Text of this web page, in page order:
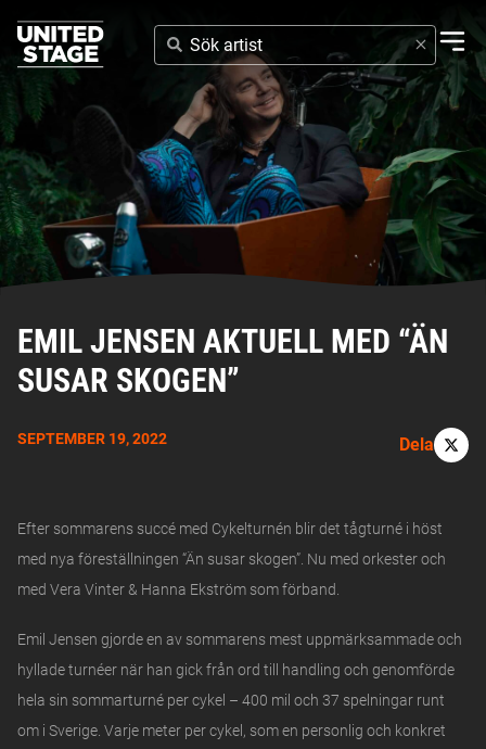
SÖK
ARTIST
EMIL JENSEN AKTUELL MED “ÄN
SUSAR SKOGEN”
SEPTEMBER 19, 2022 Dela
Efter sommarens succé med Cykelturnén blir det tågturné i höst
med nya föreställningen “Än susar skogen”. Nu med orkester och
med Vera Vinter & Hanna Ekström som förband.
Emil Jensen gjorde en av sommarens mest uppmärksammade och
hyllade turnéer när han gick från ord till handling och genomförde
hela sin sommarturné per cykel – 400 mil och 37 spelningar runt
om i Sverige. Varje meter per cykel, som en personlig och konkret